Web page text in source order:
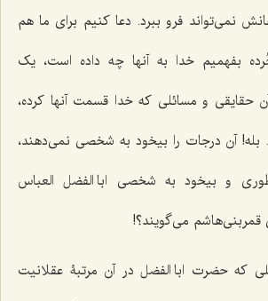
نمی‌تواند فرو ببرد. دعا کنیم برای ما هم
بفهمیم خدا به آنها چه داده است، یک
حقایقی و مسائلی که خدا قسمت آنها کرده،
بله! آن درجات را بیخود به شخصی نمی‌دهند،
و بیخود به شخصی ابا الفضل العباس
می‌گویند؟!
که حضرت ابا الفضل در آن مرتبۀ عقلانیت